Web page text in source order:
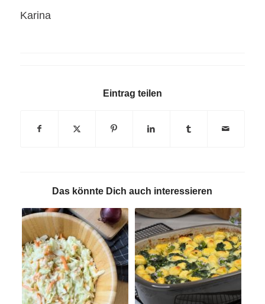
Karina
Eintrag teilen
Das könnte Dich auch interessieren